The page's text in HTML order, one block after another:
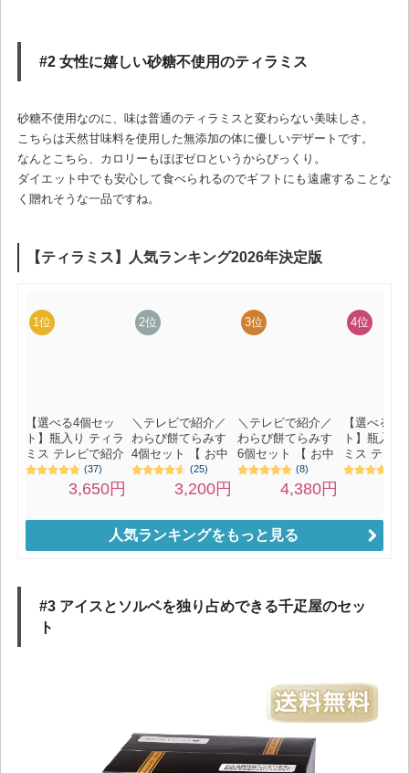
#2 女性に嬉しい砂糖不使用のティラミス
砂糖不使用なのに、味は普通のティラミスと変わらない美味しさ。
こちらは天然甘味料を使用した無添加の体に優しいデザートです。
なんとこちら、カロリーもほぼゼロというからびっくり。
ダイエット中でも安心して食べられるのでギフトにも遠慮することな
く贈れそうな一品ですね。
人気ランキングをもっと見る
#3 アイスとソルベを独り占めできる千疋屋のセッ
ト